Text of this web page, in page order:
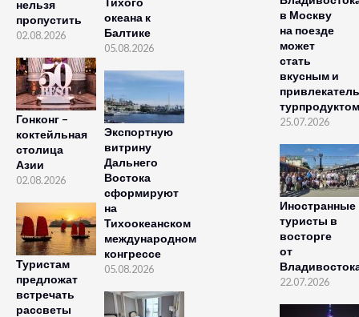
нельзя
пропустить
02.08.2026
Гонконг –
коктейльная
столица
Азии
02.08.2026
Туристам
предложат
встречать
рассветы
океана к
Балтике
05.08.2026
Экспортную
витрину
Дальнего
Востока
сформируют
на
Тихоокеанском
международном
конгрессе
05.08.2026
в Москву
на поезде
может
стать
вкусным и
турпродуктом
25.07.2026
Иностранные
туристы в
восторге
от
22.07.2026